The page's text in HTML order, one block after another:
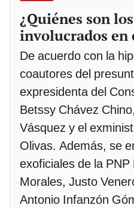
¿Quiénes son
involucrados en
De acuerdo con la
coautores del
expresidenta del
Betssy Chávez
Vásquez y el
Olivas. Además, se
exoficiales de la
Morales, Justo
Antonio Infanzón